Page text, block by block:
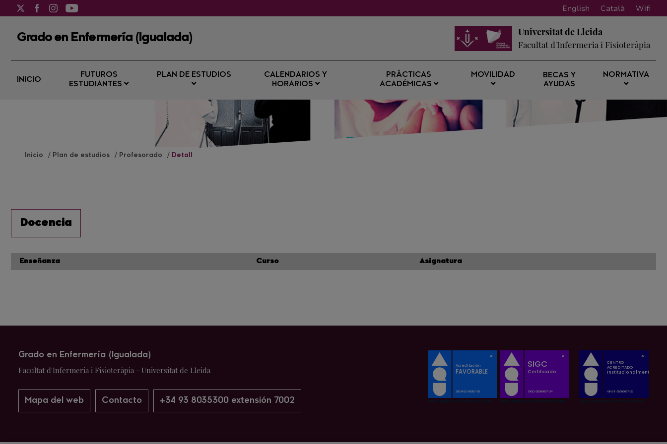
English Català Wifi
Grado en Enfermería (Igualada)
Universitat de Lleida
Facultat d'Infermeria i Fisioteràpia
INICIO
FUTUROS
ESTUDIANTES
PLAN DE ESTUDIOS
CALENDARIOS Y
HORARIOS
PRÁCTICAS
ACADÉMICAS
MOVILIDAD
BECAS Y
AYUDAS
NORMATIVA
Inicio Plan de estudios Profesorado Detall
Docencia
Enseñanza Curso Asignatura
Grado en Enfermería (Igualada)
Facultat d'Infermeria i Fisioteràpia - Universitat de Lleida
Mapa del web Contacto +34 93 8035300 extensión 7002